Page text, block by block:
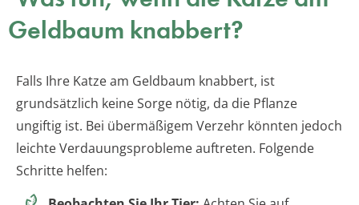
Geldbaum knabbert?
Falls Ihre Katze am Geldbaum knabbert, ist
grundsätzlich keine Sorge nötig, da die Pflanze
ungiftig ist. Bei übermäßigem Verzehr könnten jedoch
leichte Verdauungsprobleme auftreten. Folgende
Schritte helfen: